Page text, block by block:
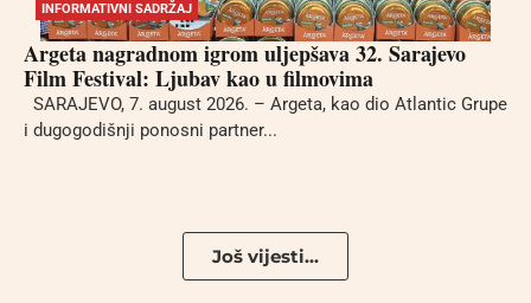
INFORMATIVNI SADRŽAJ
Argeta nagradnom igrom uljepšava 32. Sarajevo
Film Festival: Ljubav kao u filmovima
SARAJEVO, 7. august 2026. – Argeta, kao dio Atlantic Grupe
i dugogodišnji ponosni partner...
Još vijesti...